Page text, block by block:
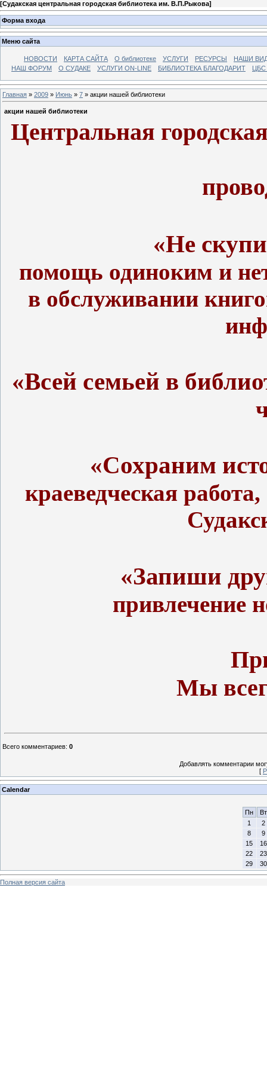
[Судакская центральная городская библиотека им. В.П.Рыкова]
Форма входа
Меню сайта
НОВОСТИ КАРТА САЙТА О библиотеке УСЛУГИ РЕСУРСЫ
НАШИ
НАШ ФОРУМ
О СУДАКЕ УСЛУГИ ON-LINE БИБЛИОТЕКА БЛАГОДАРИТ
Главная » 2009 » Июнь » 7 » акции нашей библиотеки
акции нашей библиотеки
Центральная
«Не
помощь одиноким и
в обслуживании
«Всей семьей в
«Сохраним
краеведческая
«Запиши
привлечение
Мы
Всего комментариев: 0
Добавлять комментарии
[
Calendar
Пн
Вт
1
2
8
9
15
16
22
23
29
30
Полная версия сайта